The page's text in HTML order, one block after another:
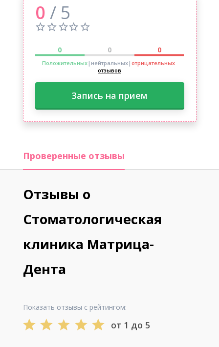
0 / 5
0 0 0
Положительных|нейтральных| отрицательных
отзывов
Запись на прием
Проверенные отзывы
Отзывы о
Стоматологическая
клиника Матрица-
Дента
Показать отзывы с рейтингом:
от 1 до 5